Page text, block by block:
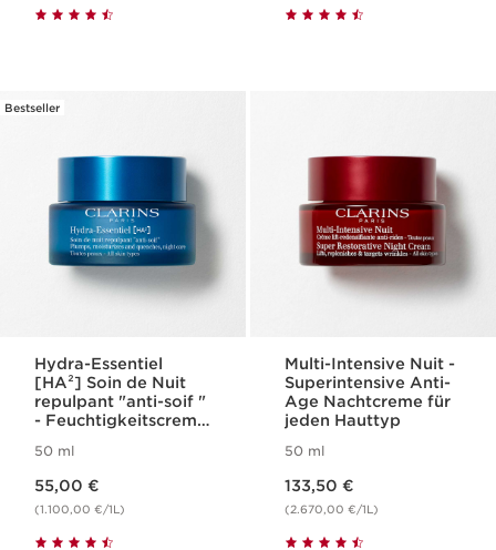
Bestseller
Hydra-Essentiel
[HA²] Soin de Nuit
repulpant "anti-soif "
- Feuchtigkeitscreme
50 ml
55,00 €
(1.100,00 €/1L)
Multi-Intensive Nuit -
Superintensive Anti-
Age Nachtcreme für
jeden Hauttyp
50 ml
133,50 €
(2.670,00 €/1L)